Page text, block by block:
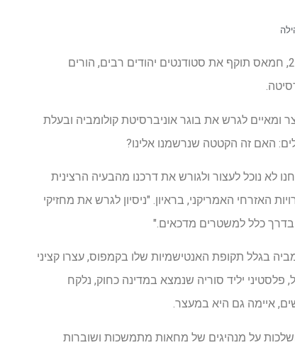
(JTA)-ההפגנות הפרו-פלסטיניות בקמפוס שפרצו לאחר ה- 7 באוקטובר 2023, חמאס תוקף את סטודנטים יהודים רבים, הורים
לגרש את בוגר אוניברסיטת קולומביה ובעלת
האם זה הקטטה שנרשמנו אלינו?
לא נוכל לעצור ולגורש את דרכנו מהבעיה הרצינית
האזרחי האמריקני, בראיון. "ניסיון לגרש את מחזיקי
בדרך כלל למשטרים מדכאים."
מיליון דולר מענקים לקולומביה בגלל תקופת האנטישמיות שלו בקמפוס, עצרו קציני
יליד סוריה שנמצא במדינה כחוק, נלקח
איימה גם היא במעצר.
על מנהיגים של מחאות מתמשכות ושוברות